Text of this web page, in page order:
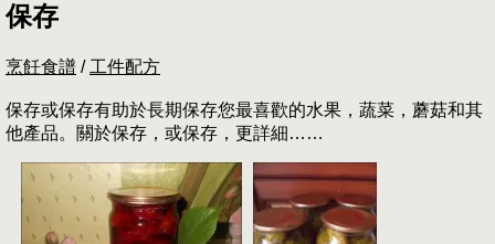
保存
烹飪食譜 / 工件配方
保存或保存有助於長期保存您最喜歡的水果，蔬菜，蘑菇和其
他產品。關於保存，或保存，更詳細……